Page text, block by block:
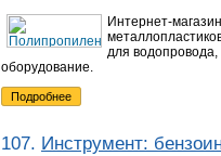
Интернет-
для
оборудование.
Подробнее
107. Инструмент: